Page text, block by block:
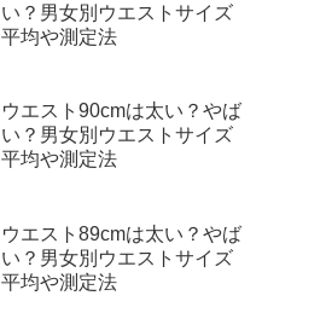
い？男女別ウエストサイズ
平均や測定法
ウエスト90cmは太い？やば
い？男女別ウエストサイズ
平均や測定法
ウエスト89cmは太い？やば
い？男女別ウエストサイズ
平均や測定法